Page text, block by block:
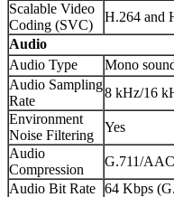
Scalable Video
Coding (SVC)
H.264 and
Audio
Audio Type
Mono
Audio Sampling
Rate
8 kHz/16
Environment
Noise Filtering
Yes
Audio
Compression
G.711/
Audio Bit Rate 64 Kbps